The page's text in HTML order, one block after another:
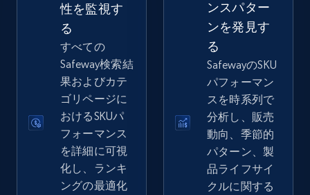
eBay - Gather data on products using
specified keywords
URL, Product id, Title, Seller name, Seller rating,
Seller reviews, Breadcrumbs, Root category, and
more.
2.5K+ 358+
性を監視す
る
すべての
Safeway検索結
果およびカテ
ゴリページに
おけるSKUパ
フォーマンス
を詳細に可視
化し、ランキ
ングの最適化
ンスパター
ンを発見す
る
SafewayのSKU
パフォーマン
スを時系列で
分析し、販売
動向、季節的
パターン、製
品ライフサイ
クルに関する